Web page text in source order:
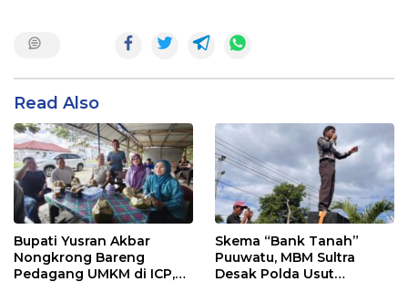
Read Also
Bupati Yusran Akbar
Nongkrong Bareng
Pedagang UMKM di ICP,
Skema “Bank Tanah”
Puuwatu, MBM Sultra
Desak Polda Usut